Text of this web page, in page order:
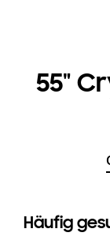
55"
Häufig